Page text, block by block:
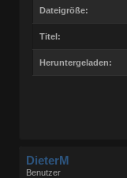
Dateigröße:
Titel:
Heruntergeladen:
DieterM
Benutzer